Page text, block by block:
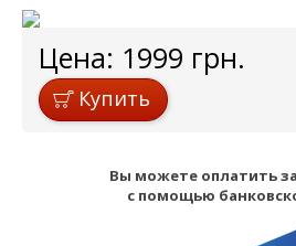
Цена: 1999 грн.
Купить
Вы можете оплатить
с помощью